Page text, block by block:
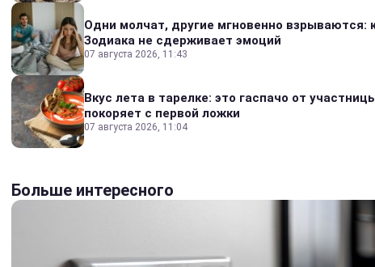
Одни молчат, другие мгновенно взрываются:
Зодиака не сдерживает эмоций
07 августа 2026, 11:43
Вкус лета в тарелке: это гаспачо от
покоряет с первой ложки
07 августа 2026, 11:04
Больше интересного